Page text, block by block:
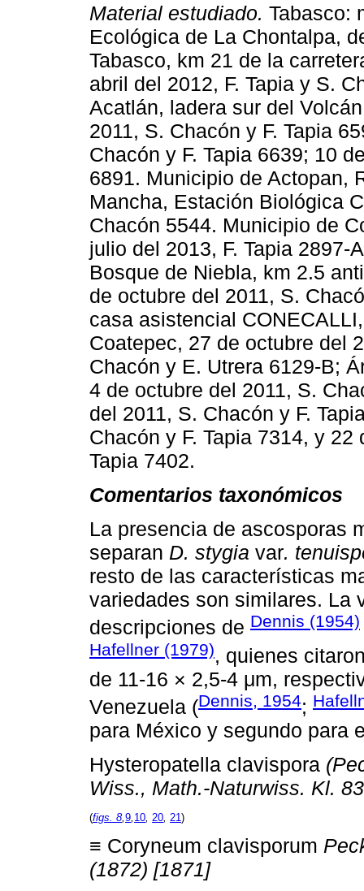
Material estudiado. Tabasco:
Ecológica de La Chontalpa,
Tabasco, km 21 de la
abril del 2012, F. Tapia y S.
Acatlán, ladera sur del
2011, S. Chacón y F. Tapia
Chacón y F. Tapia 6639; 10
6891. Municipio de Actopan,
Mancha, Estación Biológica
Chacón 5544. Municipio de
julio del 2013, F. Tapia
Bosque de Niebla, km 2.5
de octubre del 2011, S.
casa asistencial
Coatepec, 27 de octubre del
Chacón y E. Utrera 6129-B;
4 de octubre del 2011, S.
del 2011, S. Chacón y F.
Chacón y F. Tapia 7314, y
Tapia 7402.
Comentarios taxonómicos
La presencia de ascosporas
separan D. stygia var.
resto de las características
variedades son similares. La
descripciones de Dennis (1954)
Hafellner (1979), quienes
de 11-16 × 2,5-4 μm,
Venezuela (Dennis, 1954;
para México y segundo para
Hysteropatella clavispora
Wiss., Math.-Naturwiss. Kl.
(figs. 8, 9 10 20 21)
≡ Coryneum clavisporum
(1872) [1871]